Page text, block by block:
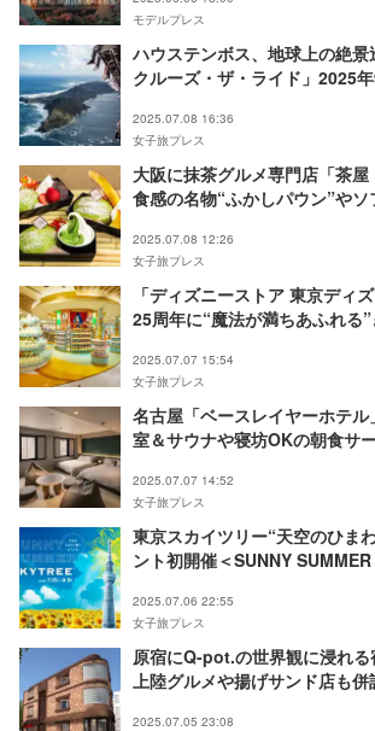
モデルプレス
ハウステンボス、地球上の絶
クルーズ・ザ・ライド」2025
2025.07.08 16:36
女子旅プレス
大阪に抹茶グルメ専門店「茶
食感の名物“ふかしパウン”や
2025.07.08 12:26
女子旅プレス
「ディズニーストア 東京ディ
25周年に“魔法が満ちあふれる
2025.07.07 15:54
女子旅プレス
名古屋「ベースレイヤーホテ
室＆サウナや寝坊OKの朝食サ
2025.07.07 14:52
女子旅プレス
東京スカイツリー“天空のひま
ント初開催＜SUNNY
2025.07.06 22:55
女子旅プレス
原宿にQ-pot.の世界観に浸れ
上陸グルメや揚げサンド店も併
2025.07.05 23:08